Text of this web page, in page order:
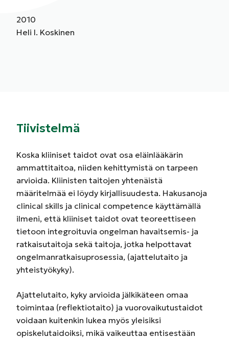
2010
Heli I. Koskinen
Tiivistelmä
Koska kliiniset taidot ovat osa eläinlääkärin
ammattitaitoa, niiden kehittymistä on tarpeen
arvioida. Kliinisten taitojen yhtenäistä
määritelmää ei löydy kirjallisuudesta. Hakusanoja
clinical skills ja clinical competence käyttämällä
ilmeni, että kliiniset taidot ovat teoreettiseen
tietoon integroituvia ongelman havaitsemis- ja
ratkaisutaitoja sekä taitoja, jotka helpottavat
ongelmanratkaisuprosessia, (ajattelutaito ja
yhteistyökyky).
Ajattelutaito, kyky arvioida jälkikäteen omaa
toimintaa (reflektiotaito) ja vuorovaikutustaidot
voidaan kuitenkin lukea myös yleisiksi
opiskelutaidoiksi, mikä vaikeuttaa entisestään